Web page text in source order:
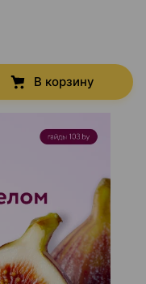
В корзину